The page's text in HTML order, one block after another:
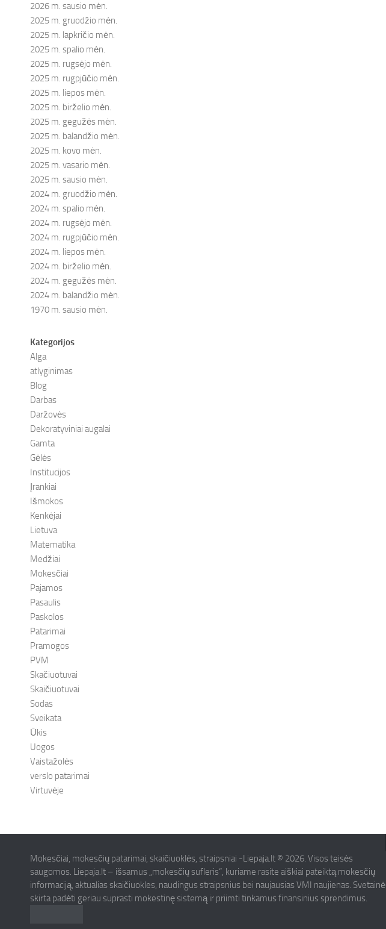
2026 m. sausio mėn.
2025 m. gruodžio mėn.
2025 m. lapkričio mėn.
2025 m. spalio mėn.
2025 m. rugsėjo mėn.
2025 m. rugpjūčio mėn.
2025 m. liepos mėn.
2025 m. birželio mėn.
2025 m. gegužės mėn.
2025 m. balandžio mėn.
2025 m. kovo mėn.
2025 m. vasario mėn.
2025 m. sausio mėn.
2024 m. gruodžio mėn.
2024 m. spalio mėn.
2024 m. rugsėjo mėn.
2024 m. rugpjūčio mėn.
2024 m. liepos mėn.
2024 m. birželio mėn.
2024 m. gegužės mėn.
2024 m. balandžio mėn.
1970 m. sausio mėn.
Kategorijos
Alga
atlyginimas
Blog
Darbas
Daržovės
Dekoratyviniai augalai
Gamta
Gėlės
Institucijos
Įrankiai
Išmokos
Kenkėjai
Lietuva
Matematika
Medžiai
Mokesčiai
Pajamos
Pasaulis
Paskolos
Patarimai
Pramogos
PVM
Skačiuotuvai
Skaičiuotuvai
Sodas
Sveikata
Ūkis
Uogos
Vaistažolės
verslo patarimai
Virtuvėje
Mokesčiai, mokesčių patarimai, skaičiuoklės, straipsniai -Liepaja.lt © 2026. Visos teisės
saugomos. Liepaja.lt – išsamus „mokesčių sufleris“, kuriame rasite aiškiai pateiktą mokesčių
informaciją, aktualias skaičiuokles, naudingus straipsnius bei naujausias VMI naujienas. Svetainė
skirta padėti geriau suprasti mokestinę sistemą ir priimti tinkamus finansinius sprendimus.